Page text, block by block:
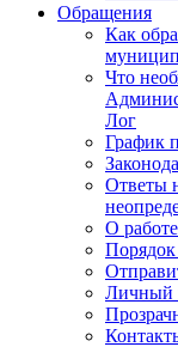
Обращения
Как
Что
Лог
График
Ответы
О
Личный